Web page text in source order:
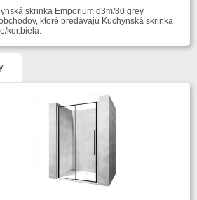
skrinka Emporium d3m/80 grey
ktoré predávajú Kuchynská skrinka
kor.biela.